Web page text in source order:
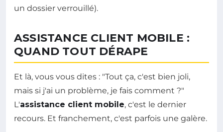
un dossier verrouillé).
ASSISTANCE CLIENT MOBILE :
QUAND TOUT DÉRAPE
Et là, vous vous dites : "Tout ça, c'est bien joli,
mais si j'ai un problème, je fais comment ?"
L'assistance client mobile, c'est le dernier
recours. Et franchement, c'est parfois une galère.